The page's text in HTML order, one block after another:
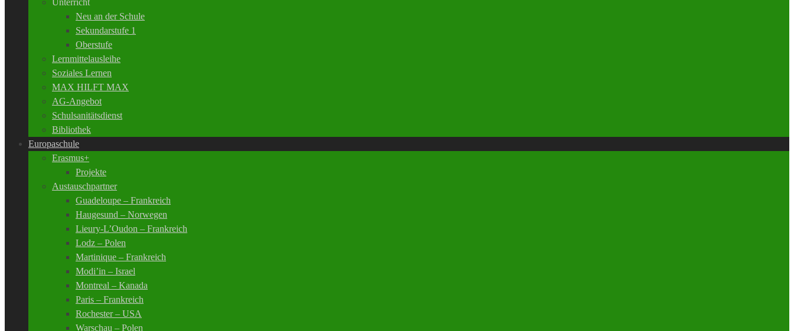
Unterricht
Neu an der Schule
Sekundarstufe 1
Oberstufe
Lernmittelausleihe
Soziales Lernen
MAX HILFT MAX
AG-Angebot
Schulsanitätsdienst
Bibliothek
Europaschule
Erasmus+
Projekte
Austauschpartner
Guadeloupe – Frankreich
Haugesund – Norwegen
Lieury-L’Oudon – Frankreich
Lodz – Polen
Martinique – Frankreich
Modi’in – Israel
Montreal – Kanada
Paris – Frankreich
Rochester – USA
Warschau – Polen